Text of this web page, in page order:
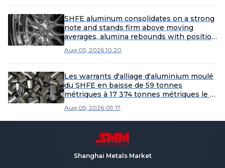
SHFE aluminum consolidates on a strong
note and stands firm above moving
averages, alumina rebounds with position
Aluminum Brief Review]
Aug 05, 2026 10:20
Les warrants d'alliage d'aluminium moulé
du SHFE en baisse de 59 tonnes
métriques à 17 374 tonnes métriques le 5
Aug 05, 2026 09:17
Shanghai Metals Market